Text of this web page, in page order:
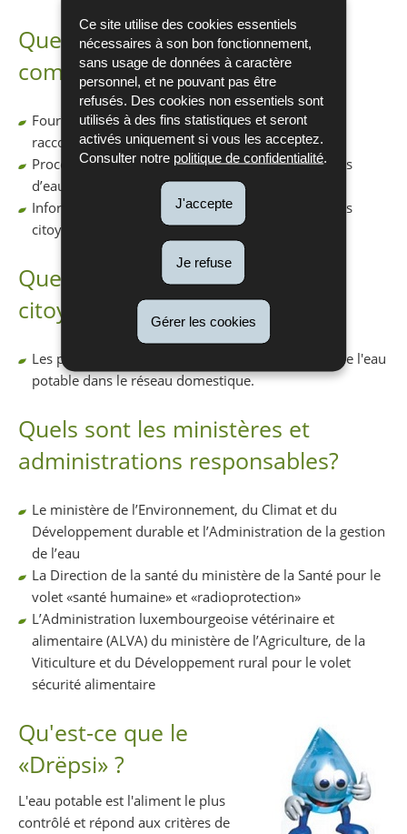
Ce site utilise des cookies essentiels
nécessaires à son bon fonctionnement,
sans usage de données à caractère
personnel, et ne pouvant pas être
refusés. Des cookies non essentiels sont
utilisés à des fins statistiques et seront
activés uniquement si vous les acceptez.
Consulter notre politique de confidentialité
J'accepte
Je refuse
Gérer les cookies
Quelle est la responsabilité des
communes?
Fournir une eau du robinet de qualité jusqu’au
raccordement domestique
Procéder à une analyse et une évaluation des fuites
d’eau dans les réseaux publics
Informer et conseiller les propriétaires ainsi que les
citoyennes et citoyens
Quelle est la responsabilité des
citoyens·nes?
Les propriétaires sont responsables de la qualité de l'eau
potable dans le réseau domestique.
Quels sont les ministères et
administrations responsables?
Le ministère de l’Environnement, du Climat et du
Développement durable et l’Administration de la gestion
de l’eau
La Direction de la santé du ministère de la Santé pour le
volet «santé humaine» et «radioprotection»
L’Administration luxembourgeoise vétérinaire et
alimentaire (ALVA) du ministère de l’Agriculture, de la
Viticulture et du Développement rural pour le volet
sécurité alimentaire
Qu'est-ce que le
«Drëpsi» ?
L'eau potable est l'aliment le plus
contrôlé et répond aux critères de